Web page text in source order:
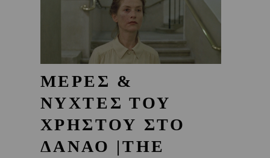
ΜΕΡΕΣ &
ΝΥΧΤΕΣ ΤΟΥ
ΧΡΗΣΤΟΥ ΣΤΟ
ΔΑΝΑΟ |THE